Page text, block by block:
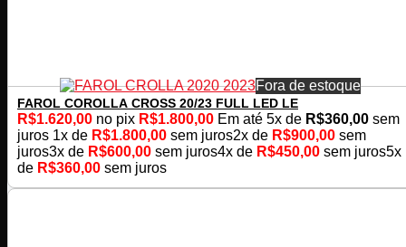
Fora de estoque
FAROL COROLLA CROSS 20/23 FULL LED LE
R$1.620,00 no pix R$1.800,00 Em até 5x de R$360,00 sem
juros 1x de R$1.800,00 sem juros2x de R$900,00 sem
juros3x de R$600,00 sem juros4x de R$450,00 sem juros5x
de R$360,00 sem juros